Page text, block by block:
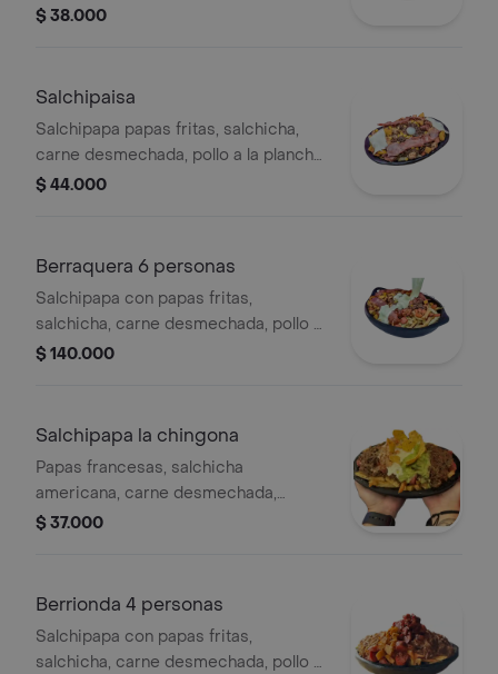
papas fosforito, tocineta, salsa de
$ 38.000
Salchipaisa
Salchipapa papas fritas, salchicha,
carne desmechada, pollo a la plancha,
chorizo ahumada, platano maduro,
huevo codorniz.
$ 44.000
Berraquera 6 personas
Salchipapa con papas fritas,
salchicha, carne desmechada, pollo a
la plancha, chorizo ahumada, plátano
sourcream, costilla, salsa de la casa y
huevo de codorniz, para seis
personas.
$ 140.000
Salchipapa la chingona
Papas francesas, salchicha
americana, carne desmechada,
sourcream, pico de gallo, nachos.
$ 37.000
Berrionda 4 personas
Salchipapa con papas fritas,
salchicha, carne desmechada, pollo a